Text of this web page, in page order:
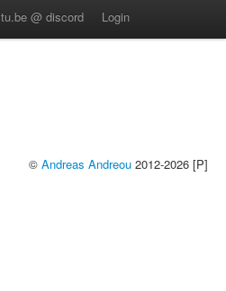
@ discord Login
© Andreas Andreou 2012-2026 [P]